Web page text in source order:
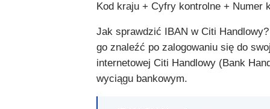
Kod kraju + Cyfry kontrolne + Numer
Jak sprawdzić IBAN w Citi
go znaleźć po zalogowaniu się do
internetowej Citi Handlowy (Bank
wyciągu bankowym.